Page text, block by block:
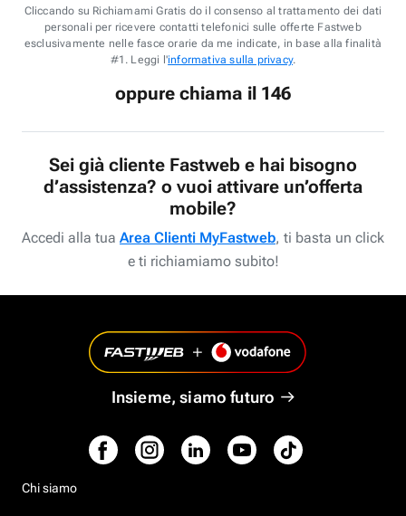
Cliccando su Richiamami Gratis do il consenso al trattamento dei dati
personali per ricevere contatti telefonici sulle offerte Fastweb
esclusivamente nelle fasce orarie da me indicate, in base alla finalità
#1. Leggi l'informativa sulla privacy.
oppure chiama il 146
Sei già cliente Fastweb e hai bisogno
d’assistenza? o vuoi attivare un’offerta
mobile?
Accedi alla tua Area Clienti MyFastweb, ti basta un click
e ti richiamiamo subito!
Insieme, siamo futuro
Chi siamo